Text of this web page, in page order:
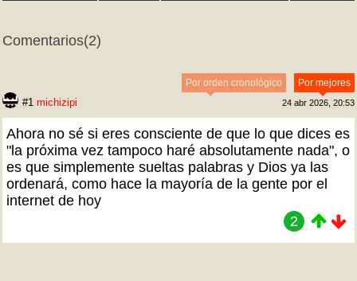
Comentarios(2)
Por mejores
Por orden cronológico
#1 michizipi 24 abr 2026, 20:53
Ahora no sé si eres consciente de que lo que dices es
"la próxima vez tampoco haré absolutamente nada", o
es que simplemente sueltas palabras y Dios ya las
ordenará, como hace la mayoría de la gente por el
internet de hoy
2